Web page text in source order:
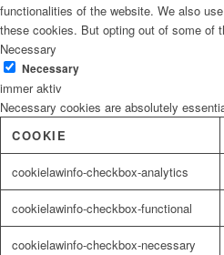
functionalities of the website. We also
these cookies. But opting out of some of
Necessary
Necessary
immer aktiv
Necessary cookies are absolutely
COOKIE
cookielawinfo-checkbox-analytics
cookielawinfo-checkbox-functional
cookielawinfo-checkbox-necessary